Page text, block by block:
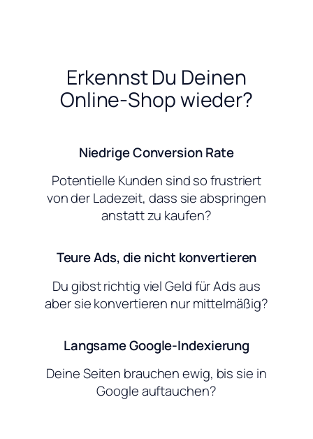
Erkennst Du Deinen
Online-Shop wieder?
Niedrige Conversion Rate
Potentielle Kunden sind so frustriert
von der Ladezeit, dass sie abspringen
anstatt zu kaufen?
Teure Ads, die nicht konvertieren
Du gibst richtig viel Geld für Ads aus
aber sie konvertieren nur mittelmäßig?
Langsame Google-Indexierung
Deine Seiten brauchen ewig, bis sie in
Google auftauchen?